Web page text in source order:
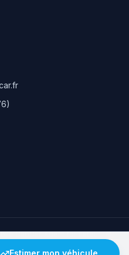
CapCar, Agent formateur· ©
réservés
Estimer mon véhicule